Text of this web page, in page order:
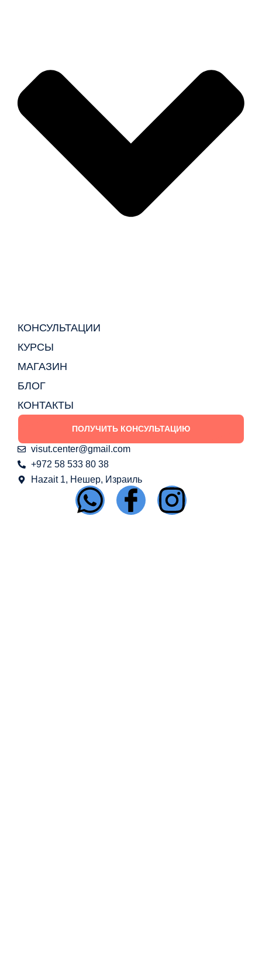
КОНСУЛЬТАЦИИ
КУРСЫ
МАГАЗИН
БЛОГ
КОНТАКТЫ
ПОЛУЧИТЬ КОНСУЛЬТАЦИЮ
visut.center@gmail.com
+972 58 533 80 38
Hazait 1, Нешер, Израиль